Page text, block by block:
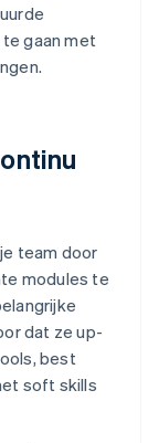
gaan met
team door
modules te
dat ze up-
best
soft skills